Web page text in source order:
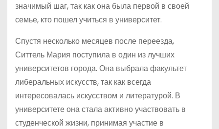
значимый шаг, так как она была первой в своей
семье, кто пошел учиться в университет.
Спустя несколько месяцев после переезда,
Ситтель Мария поступила в один из лучших
университетов города. Она выбрала факультет
либеральных искусств, так как всегда
интересовалась искусством и литературой. В
университете она стала активно участвовать в
студенческой жизни, принимая участие в